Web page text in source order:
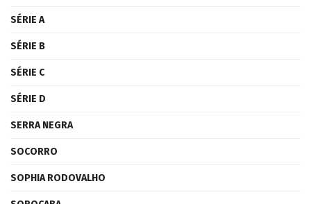
SÉRIE A
SÉRIE B
SÉRIE C
SÉRIE D
SERRA NEGRA
SOCORRO
SOPHIA RODOVALHO